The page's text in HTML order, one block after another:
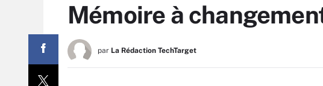
Mémoire à
par La Rédaction TechTarget